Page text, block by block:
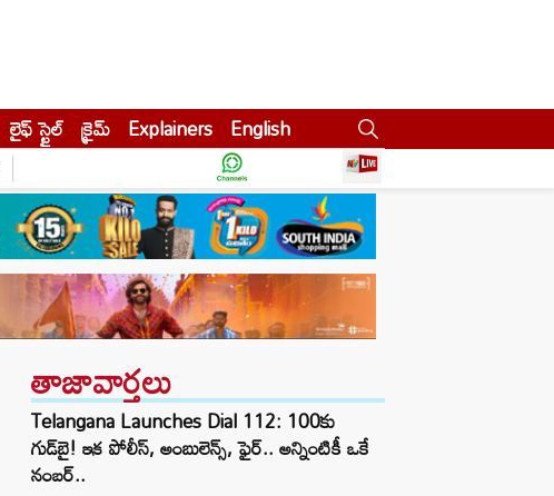
లైఫ్ స్టైల్ క్రైమ్ Explainers English
తాజావార్తలు
Telangana Launches Dial 112: 100కు
గుడ్‌బై! ఇక పోలీస్, అంబులెన్స్, ఫైర్.. అన్నింటికీ ఒకే
నంబర్..